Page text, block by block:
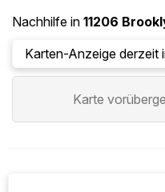
Nachhilfe in 11206
Karten-Anzeige derzeit
Karte